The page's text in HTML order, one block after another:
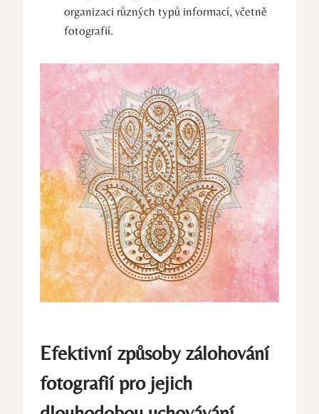
⁢organizaci ⁢různých ⁢typů ‍informací, včetně‍
fotografií.
Efektivní způsoby zálohování
⁣fotografií pro jejich